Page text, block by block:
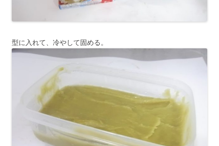
型に入れて、冷やして固める。